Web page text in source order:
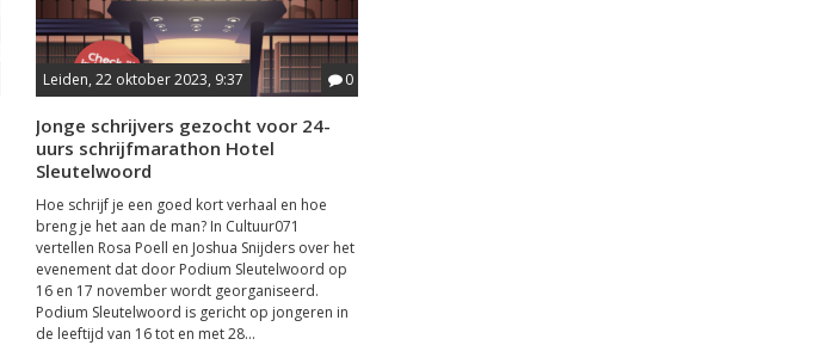
Leiden, 22 oktober 2023, 9:37 0
Jonge schrijvers gezocht voor 24-
uurs schrijfmarathon Hotel
Sleutelwoord
Hoe schrijf je een goed kort verhaal en hoe
breng je het aan de man? In Cultuur071
vertellen Rosa Poell en Joshua Snijders over het
evenement dat door Podium Sleutelwoord op
16 en 17 november wordt georganiseerd.
Podium Sleutelwoord is gericht op jongeren in
de leeftijd van 16 tot en met 28...